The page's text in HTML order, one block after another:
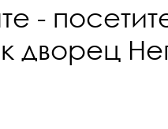
-
дворец